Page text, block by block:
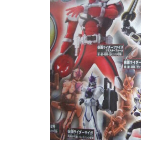
「ディズニー」全て
マジカルコレクション
ボックス入り
超合金
鉄人２８号
トトロ
ルパン三世
CAR・NEL
PREMiUM・X
WiT'S
警察 消防
バス
「バス」全て
トミカ
アドウィング製
トミーテック製
その他国産品
輸入品
トラック
「トラック」全て
トミーテック製
電車
1/64スケール
「1/64スケール」全て
キン肉マン
ウルトラマン系
その他
キャラクター
仮面ライダー
食玩など
ドラゴンボールZ